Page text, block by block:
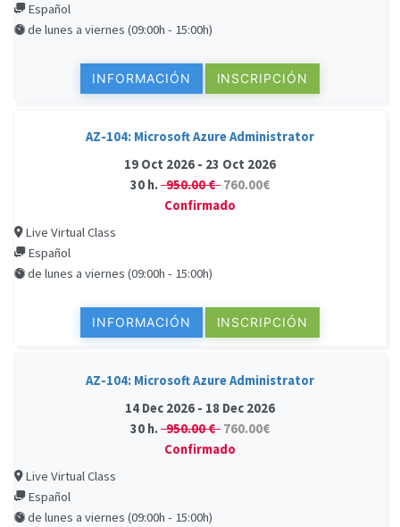
Español
de lunes a viernes (09:00h - 15:00h)
INFORMACIÓN INSCRIPCIÓN
AZ-104: Microsoft Azure Administrator
19 Oct 2026 - 23 Oct 2026
30 h.950.00 € 760.00€
Confirmado
Live Virtual Class
Español
de lunes a viernes (09:00h - 15:00h)
INFORMACIÓN INSCRIPCIÓN
AZ-104: Microsoft Azure Administrator
14 Dec 2026 - 18 Dec 2026
30 h.950.00 € 760.00€
Confirmado
Live Virtual Class
Español
de lunes a viernes (09:00h - 15:00h)